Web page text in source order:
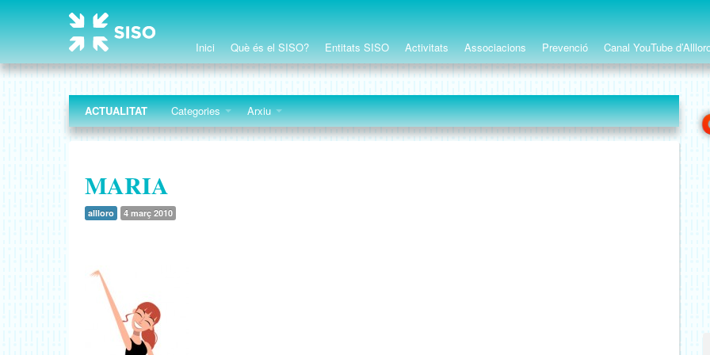
Inici Què és el SISO? Entitats SISO Activitats Associacions Prevenció Canal YouTube
ACTUALITAT Categories Arxiu
MARIA
allloro 4 març 2010